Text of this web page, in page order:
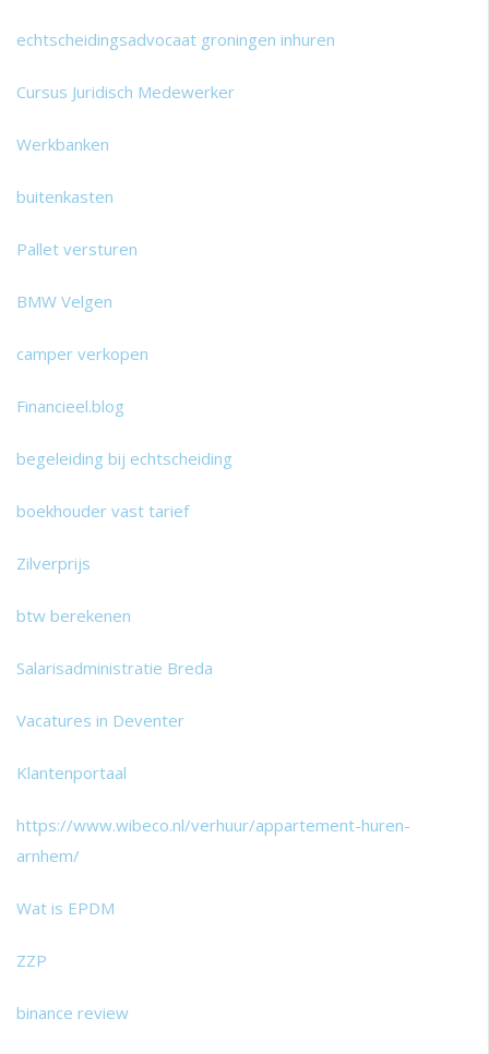
echtscheidingsadvocaat groningen inhuren
Cursus Juridisch Medewerker
Werkbanken
buitenkasten
Pallet versturen
BMW Velgen
camper verkopen
Financieel.blog
begeleiding bij echtscheiding
boekhouder vast tarief
Zilverprijs
btw berekenen
Salarisadministratie Breda
Vacatures in Deventer
Klantenportaal
https://www.wibeco.nl/verhuur/appartement-huren-
arnhem/
Wat is EPDM
ZZP
binance review